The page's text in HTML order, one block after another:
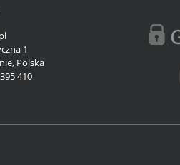
1
Polska
410